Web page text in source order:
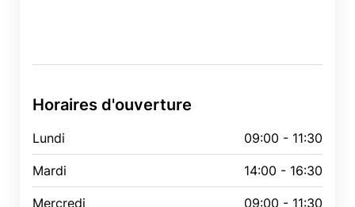
Horaires d'ouverture
Lundi 09:00 - 11:30
Mardi 14:00 - 16:30
Mercredi 09:00 - 11:30